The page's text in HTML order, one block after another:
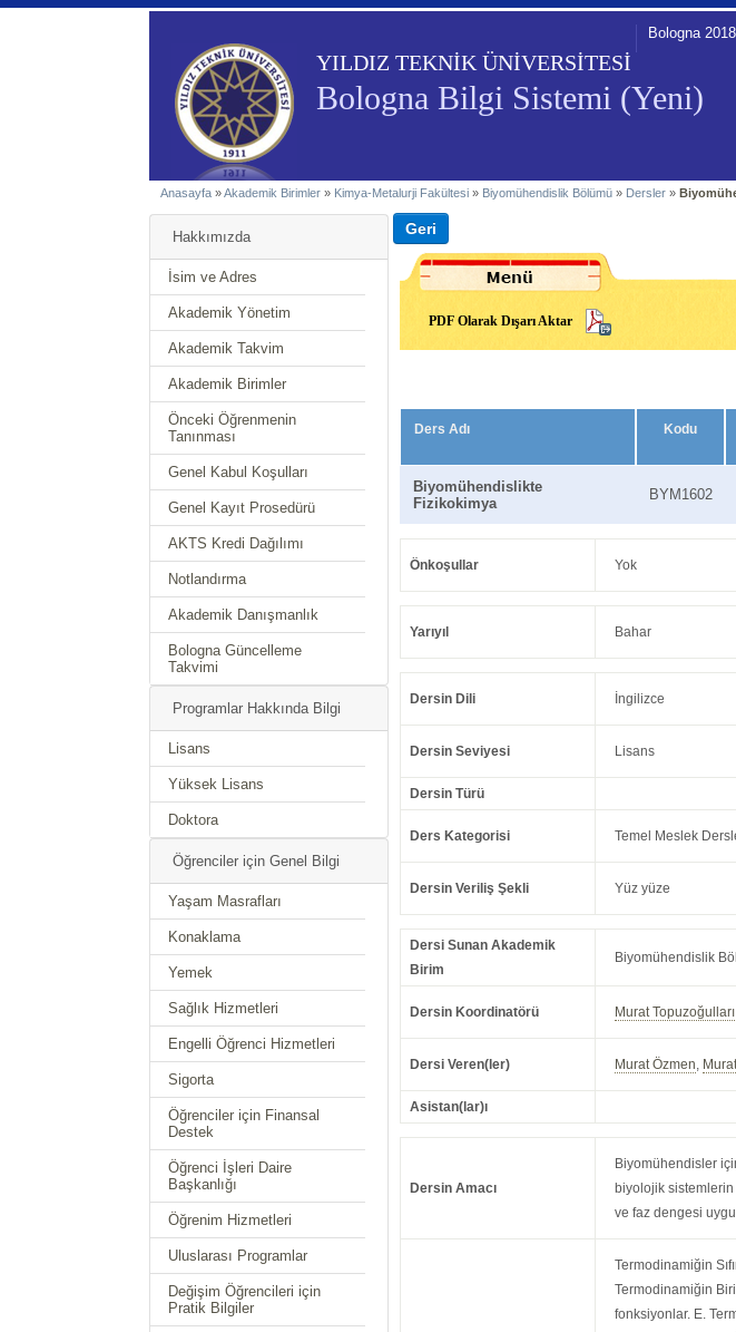
YILDIZ TEKNİK ÜNİVERSİTESİ
Bologna Bilgi Sistemi (Yeni)
Bologna 2018
Anasayfa »Akademik Birimler » Kimya-Metalurji Fakültesi » Biyomühendislik Bölümü » Dersler »
Hakkımızda
İsim ve Adres
Akademik Yönetim
Akademik Takvim
Akademik Birimler
Önceki Öğrenmenin
Tanınması
Genel Kabul Koşulları
Genel Kayıt Prosedürü
AKTS Kredi Dağılımı
Notlandırma
Akademik Danışmanlık
Bologna Güncelleme
Takvimi
Programlar Hakkında Bilgi
Lisans
Yüksek Lisans
Doktora
Öğrenciler için Genel Bilgi
Yaşam Masrafları
Konaklama
Yemek
Sağlık Hizmetleri
Engelli Öğrenci Hizmetleri
Sigorta
Öğrenciler için Finansal
Destek
Öğrenci İşleri Daire
Başkanlığı
Öğrenim Hizmetleri
Uluslarası Programlar
Değişim Öğrencileri için
Pratik Bilgiler
PDF Olarak Dışarı Aktar
Ders Adı Kodu
Biyomühendislikte
Fizikokimya
BYM1602
Önkoşullar Yok
Yarıyıl Bahar
Dersin Dili İngilizce
Dersin Seviyesi Lisans
Dersin Türü
Ders Kategorisi Temel Meslek
Dersin Veriliş Şekli Yüz yüze
Dersi Sunan Akademik
Birim
Biyomühendislik
Dersin Koordinatörü Murat Topuzoğulları
Dersi Veren(ler) Murat Özmen,
Asistan(lar)ı
Dersin Amacı
Biyomühendisler
biyolojik sistemlerin
ve faz dengesi
Termodinamiğin
Termodinamiğin
fonksiyonlar. E.